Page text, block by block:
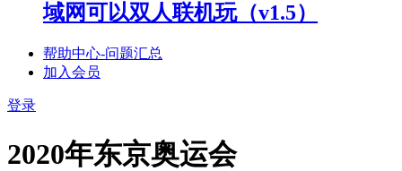
域网可以双人联机玩（v1.5）
帮助中心-问题汇总
加入会员
登录
2020年东京奥运会